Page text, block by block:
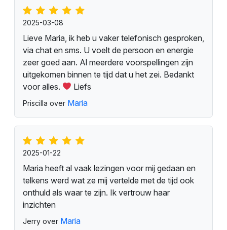
2025-03-08
Lieve Maria, ik heb u vaker telefonisch gesproken,
via chat en sms. U voelt de persoon en energie
zeer goed aan. Al meerdere voorspellingen zijn
uitgekomen binnen te tijd dat u het zei. Bedankt
voor alles.
Liefs
Priscilla over Maria
2025-01-22
Maria heeft al vaak lezingen voor mij gedaan en
telkens werd wat ze mij vertelde met de tijd ook
onthuld als waar te zijn. Ik vertrouw haar
inzichten
Jerry over Maria